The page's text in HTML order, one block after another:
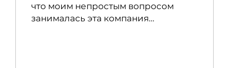
что моим непростым вопросом
занималась эта компания…